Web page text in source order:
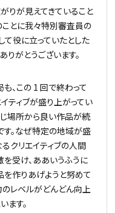
りが見えてきていること
ことに我々特別審査員の
て役に立っていたとした
りがとうございます。
、この 1 回で終わって
ティブが盛り上がってい
じ場所から良い作品が続
す。なぜ特定の地域が盛
クリエイティブの人間
受け、ああいうふうに
を作りあげようと努めて
のレベルがどんどん向上
ます。